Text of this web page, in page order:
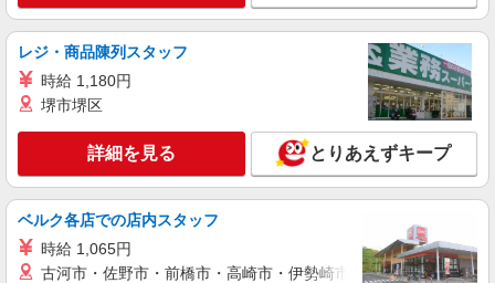
レジ・商品陳列スタッフ
時給 1,180円
堺市堺区
詳細を見る とりあえずキープ
ベルク各店での店内スタッフ
時給 1,065円
古河市・佐野市・前橋市・高崎市・伊勢崎市・太田市・館林市